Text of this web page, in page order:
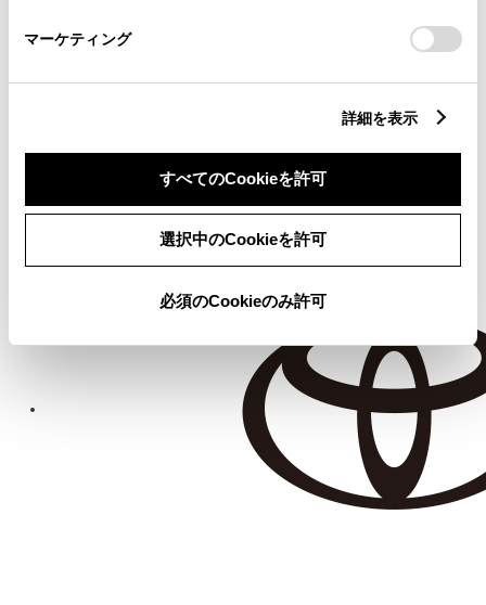
マーケティング
詳細を表示
すべてのCookieを許可
選択中のCookieを許可
必須のCookieのみ許可